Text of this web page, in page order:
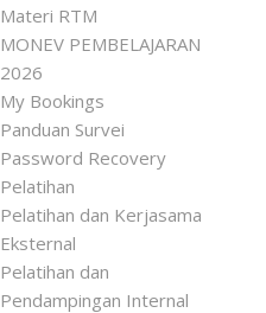
Materi RTM
MONEV PEMBELAJARAN
2026
My Bookings
Panduan Survei
Password Recovery
Pelatihan
Pelatihan dan Kerjasama
Eksternal
Pelatihan dan
Pendampingan Internal